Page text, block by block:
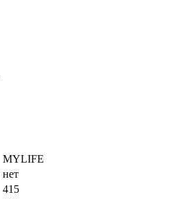
MYLIFE
нет
415